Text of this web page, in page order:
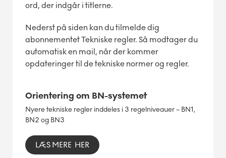
ord, der indgår i titlerne.
Nederst på siden kan du tilmelde dig
abonnementet Tekniske regler. Så modtager du
automatisk en mail, når der kommer
opdateringer til de tekniske normer og regler.
Orientering om BN-systemet
Nyere tekniske regler inddeles i 3 regelniveauer – BN1,
BN2 og BN3
LÆS MERE HER